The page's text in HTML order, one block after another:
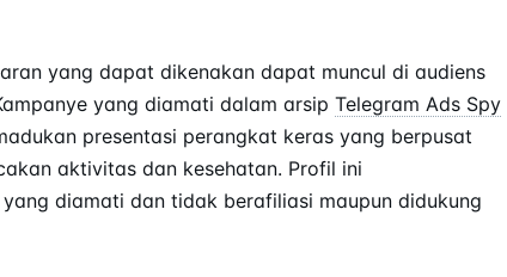
yang dapat dikenakan dapat muncul di audiens
yang diamati dalam arsip Telegram Ads Spy
presentasi perangkat keras yang berpusat
aktivitas dan kesehatan. Profil ini
diamati dan tidak berafiliasi maupun didukung